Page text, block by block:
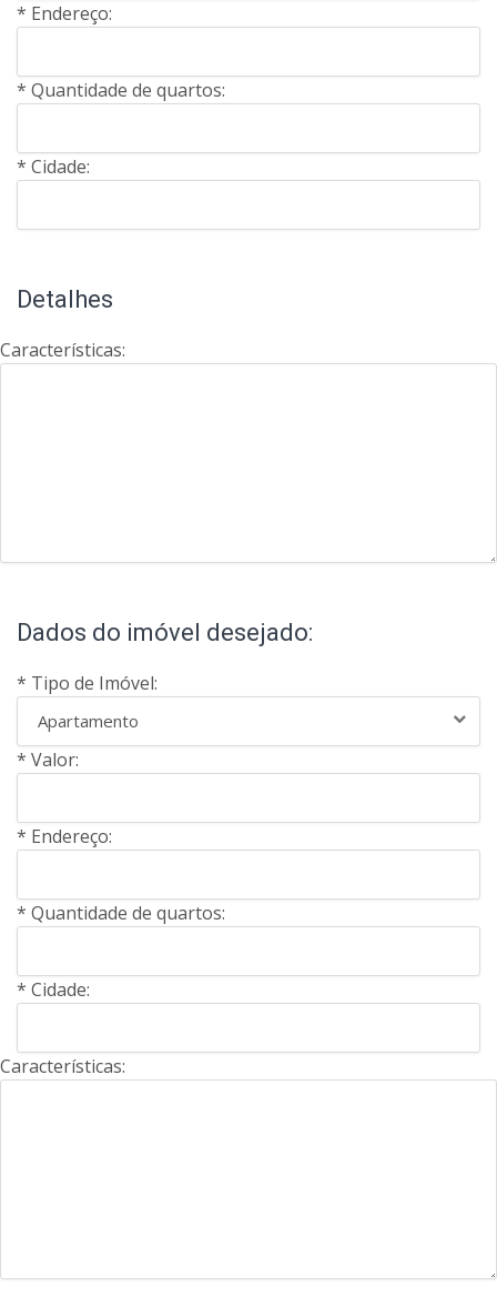
* Endereço:
* Quantidade de quartos:
* Cidade:
Detalhes
Características:
Dados do imóvel desejado:
* Tipo de Imóvel:
Apartamento
* Valor:
* Endereço:
* Quantidade de quartos:
* Cidade:
Características: